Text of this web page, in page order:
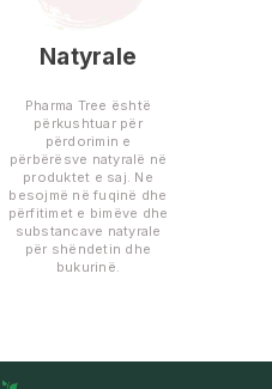
Natyrale
Pharma Tree është
përkushtuar për
përdorimin e
përbërësve natyralë në
produktet e saj. Ne
besojmë në fuqinë dhe
përfitimet e bimëve dhe
substancave natyrale
për shëndetin dhe
bukurinë.